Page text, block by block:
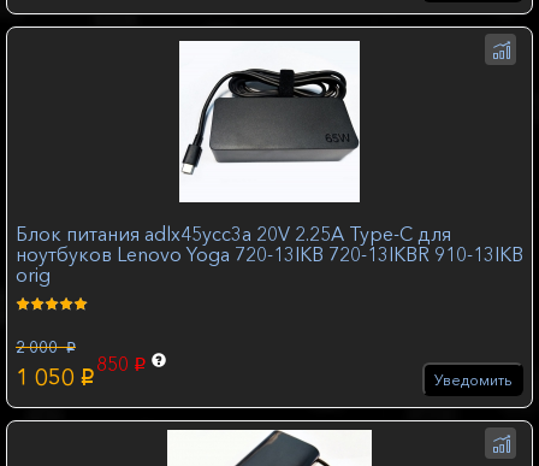
Блок питания adlx45ycc3a 20V 2.25A Type-C для
ноутбуков Lenovo Yoga 720-13IKB 720-13IKBR 910-13IKB
orig
2 000 p
1 050 p
850 p
Уведомить